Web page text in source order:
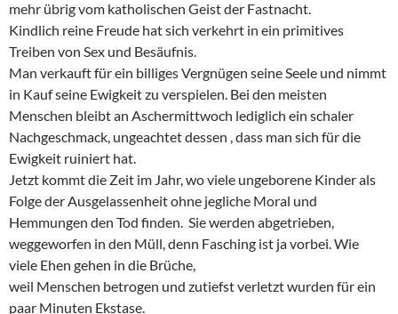
mehr übrig vom katholischen Geist der Fastnacht.
Kindlich reine Freude hat sich verkehrt in ein primitives
Treiben von Sex und Besäufnis.
Man verkauft für ein billiges Vergnügen seine Seele und nimmt
in Kauf seine Ewigkeit zu verspielen. Bei den meisten
Menschen bleibt an Aschermittwoch lediglich ein schaler
Nachgeschmack, ungeachtet dessen , dass man sich für die
Ewigkeit ruiniert hat.
Jetzt kommt die Zeit im Jahr, wo viele ungeborene Kinder als
Folge der Ausgelassenheit ohne jegliche Moral und
Hemmungen den Tod finden. Sie werden abgetrieben,
weggeworfen in den Müll, denn Fasching ist ja vorbei. Wie
viele Ehen gehen in die Brüche,
weil Menschen betrogen und zutiefst verletzt wurden für ein
paar Minuten Ekstase.